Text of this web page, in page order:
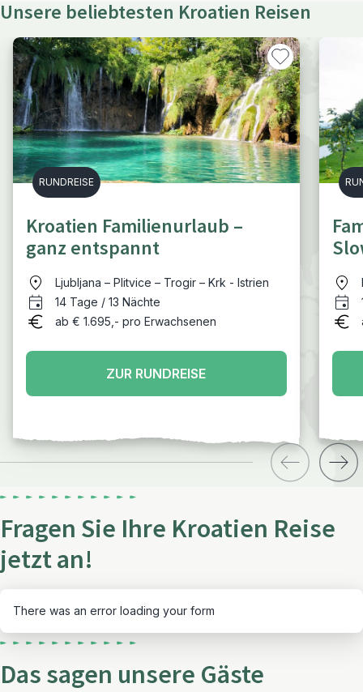
Unsere beliebtesten Kroatien Reisen
RUNDREISE
Kroatien Familienurlaub –
ganz entspannt
Ljubljana – Plitvice – Trogir – Krk - Istrien
14 Tage / 13 Nächte
ab € 1.695,- pro Erwachsenen
ZUR RUNDREISE
Fragen Sie Ihre Kroatien Reise
jetzt an!
There was an error loading your form
Das sagen unsere Gäste